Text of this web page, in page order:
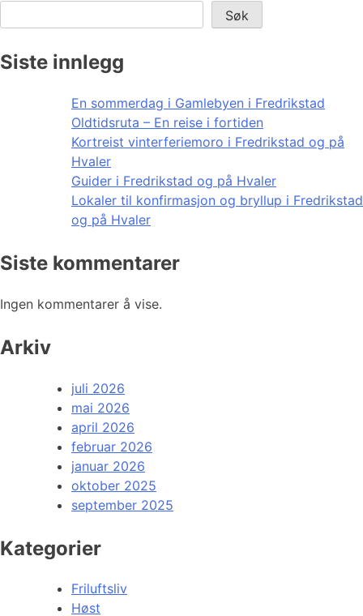
Søk
Siste innlegg
En sommerdag i Gamlebyen i Fredrikstad
Oldtidsruta – En reise i fortiden
Kortreist vinterferiemoro i Fredrikstad og på
Hvaler
Guider i Fredrikstad og på Hvaler
Lokaler til konfirmasjon og bryllup i Fredrikstad
og på Hvaler
Siste kommentarer
Ingen kommentarer å vise.
Arkiv
juli 2026
mai 2026
april 2026
februar 2026
januar 2026
oktober 2025
september 2025
Kategorier
Friluftsliv
Høst